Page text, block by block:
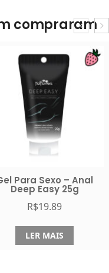
compraram
Para Sexo – Anal
Deep Easy 25g
R$19.89
LER MAIS